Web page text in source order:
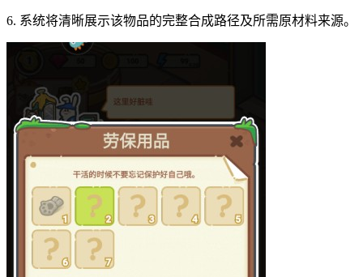
6. 系统将清晰展示该物品的完整合成路径及所需原材料来源。